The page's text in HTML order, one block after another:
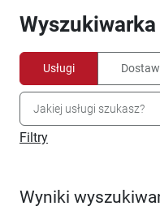
Wyszukiwarka
Usługi
Filtry
Wyniki